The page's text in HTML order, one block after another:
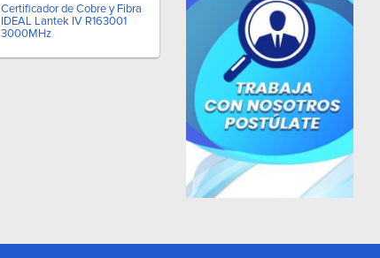
Certificador de Cobre y Fibra
IDEAL Lantek IV R163001
3000MHz